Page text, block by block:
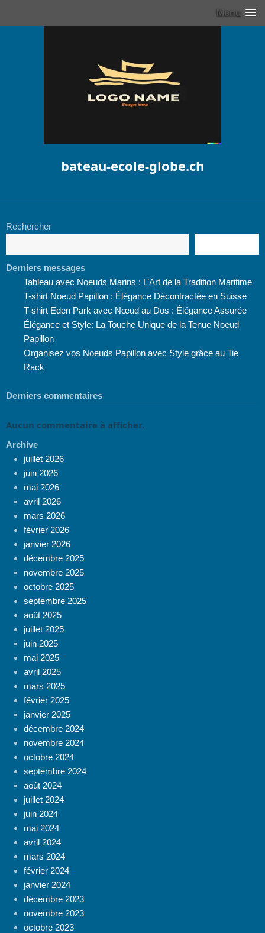
Menu
bateau-ecole-globe.ch
Rechercher
Derniers messages
Tableau avec Noeuds Marins : L’Art de la Tradition Maritime
T-shirt Noeud Papillon : Élégance Décontractée en Suisse
T-shirt Eden Park avec Nœud au Dos : Élégance Assurée
Élégance et Style: La Touche Unique de la Tenue Noeud
Papillon
Organisez vos Noeuds Papillon avec Style grâce au Tie
Rack
Derniers commentaires
Aucun commentaire à afficher.
Archive
juillet 2026
juin 2026
mai 2026
avril 2026
mars 2026
février 2026
janvier 2026
décembre 2025
novembre 2025
octobre 2025
septembre 2025
août 2025
juillet 2025
juin 2025
mai 2025
avril 2025
mars 2025
février 2025
janvier 2025
décembre 2024
novembre 2024
octobre 2024
septembre 2024
août 2024
juillet 2024
juin 2024
mai 2024
avril 2024
mars 2024
février 2024
janvier 2024
décembre 2023
novembre 2023
octobre 2023